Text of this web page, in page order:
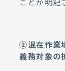
②混在作業
義務対象の